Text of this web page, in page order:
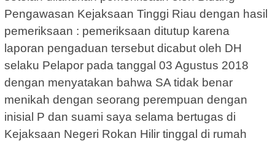
Pengawasan Kejaksaan Tinggi Riau dengan hasil
pemeriksaan : pemeriksaan ditutup karena
laporan pengaduan tersebut dicabut oleh DH
selaku Pelapor pada tanggal 03 Agustus 2018
dengan menyatakan bahwa SA tidak benar
menikah dengan seorang perempuan dengan
inisial P dan suami saya selama bertugas di
Kejaksaan Negeri Rokan Hilir tinggal di rumah